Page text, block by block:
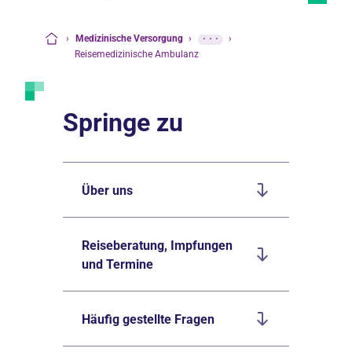
› Medizinische Versorgung › ···
›
Reisemedizinische Ambulanz
Springe zu
Über uns
Reiseberatung, Impfungen
und Termine
Häufig gestellte Fragen